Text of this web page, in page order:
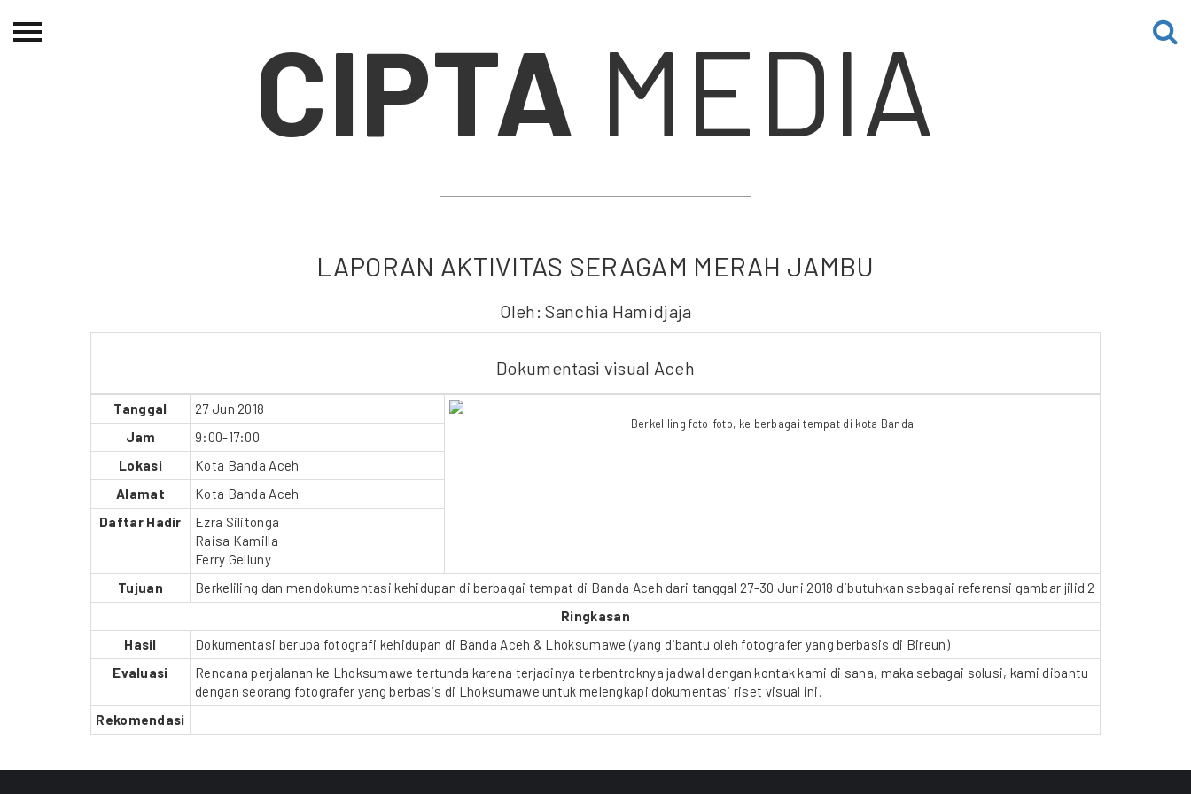
Beranda CIPTA MEDIA
LAPORAN AKTIVITAS SERAGAM MERAH JAMBU
Oleh: Sanchia Hamidjaja
Dokumentasi visual Aceh
Tanggal 27 Jun 2018
Berkeliling foto-foto, ke berbagai tempat di kota Banda
Jam
9:00-17:00
Lokasi
Kota Banda Aceh
Alamat
Kota Banda Aceh
Daftar Hadir
Ezra Silitonga
Raisa Kamilla
Ferry Gelluny
Tujuan
Berkeliling dan mendokumentasi kehidupan di berbagai tempat di Banda Aceh dari tanggal 27-30 Juni 2018 dibutuhkan sebagai referensi gambar jilid 2
Ringkasan
Hasil
Dokumentasi berupa fotografi kehidupan di Banda Aceh & Lhoksumawe (yang dibantu oleh fotografer yang berbasis di Bireun)
Evaluasi
Rencana perjalanan ke Lhoksumawe tertunda karena terjadinya terbentroknya jadwal dengan kontak kami di sana, maka sebagai solusi, kami dibantu
dengan seorang fotografer yang berbasis di Lhoksumawe untuk melengkapi dokumentasi riset visual ini.
Rekomendasi